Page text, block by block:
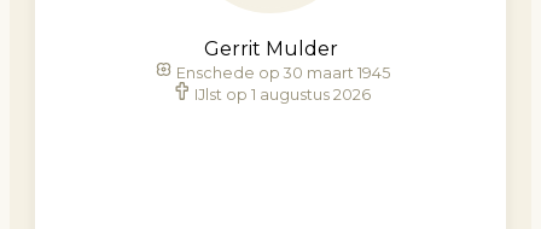
Gerrit Mulder
Enschede op 30 maart 1945
IJlst op 1 augustus 2026